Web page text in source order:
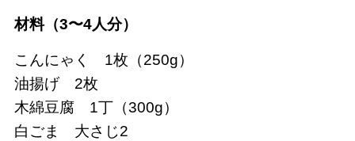
材料（3〜4人分）
こんにゃく 1枚（250g）
油揚げ 2枚
木綿豆腐 1丁（300g）
白ごま 大さじ2